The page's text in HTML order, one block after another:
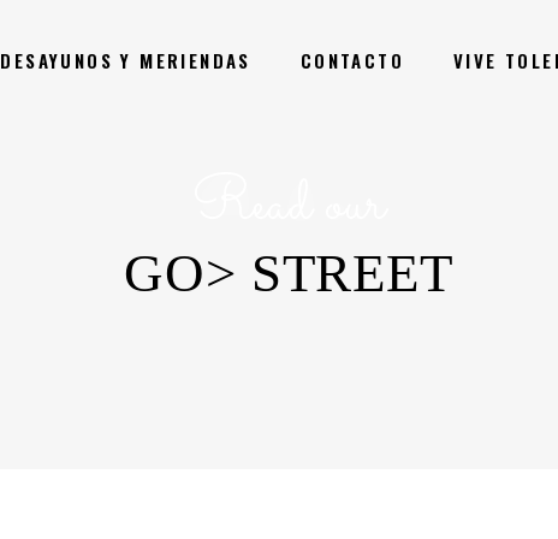
DESAYUNOS Y MERIENDAS CONTACTO VIVE
GO> STREET